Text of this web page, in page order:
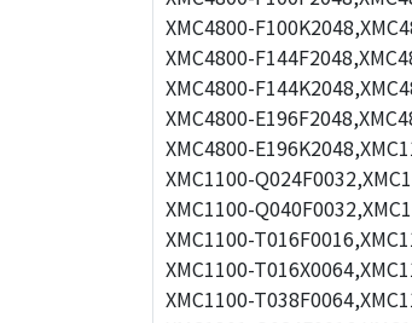
XMC4800-
XMC4800-
XMC4800-
XMC4800-
XMC4800-
XMC1100-
XMC1100-
XMC1100-
XMC1100-
XMC1100-